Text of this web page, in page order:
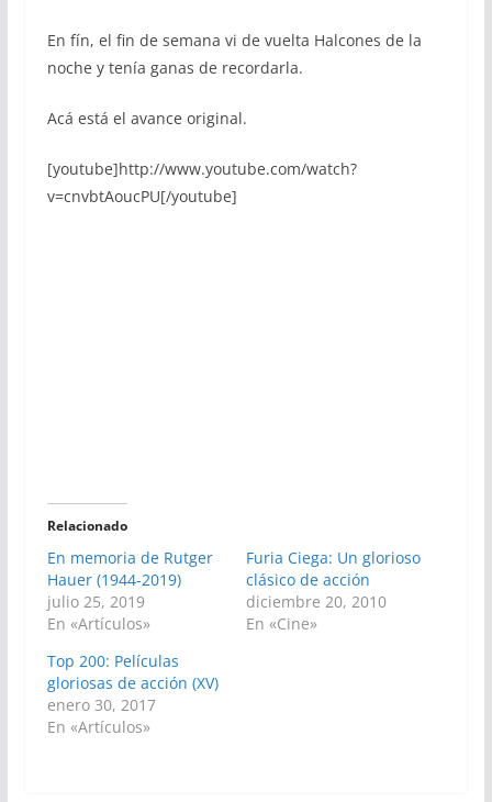
En fín, el fin de semana vi de vuelta Halcones de la
noche y tenía ganas de recordarla.
Acá está el avance original.
[youtube]http://www.youtube.com/watch?
v=cnvbtAoucPU[/youtube]
Relacionado
En memoria de Rutger
Hauer (1944-2019)
julio 25, 2019
En «Artículos»
Furia Ciega: Un glorioso
clásico de acción
diciembre 20, 2010
En «Cine»
Top 200: Películas
gloriosas de acción (XV)
enero 30, 2017
En «Artículos»